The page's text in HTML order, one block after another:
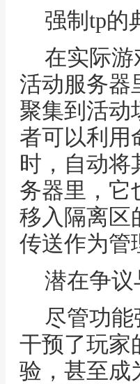
强制tp的
在实际
活动服务器
聚集到活动
者可以利用
时，自动将
务器里，它
移入隔离区
传送作为管
潜在争议
尽管功
干预了玩家
验，甚至成